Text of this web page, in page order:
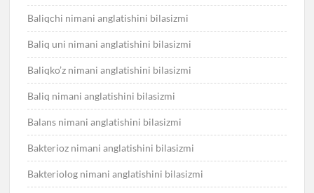
Baliqchi nimani anglatishini bilasizmi
Baliq uni nimani anglatishini bilasizmi
Baliqko’z nimani anglatishini bilasizmi
Baliq nimani anglatishini bilasizmi
Balans nimani anglatishini bilasizmi
Bakterioz nimani anglatishini bilasizmi
Bakteriolog nimani anglatishini bilasizmi